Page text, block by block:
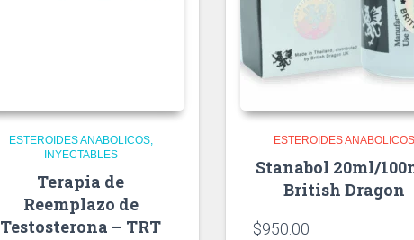
ESTEROIDES ANABOLICOS
INYECTABLES
Terapia de
Reemplazo de
Testosterona – TRT
ESTEROIDES ANABOLICOS
Stanabol 20ml/
British Dragon
$950.00